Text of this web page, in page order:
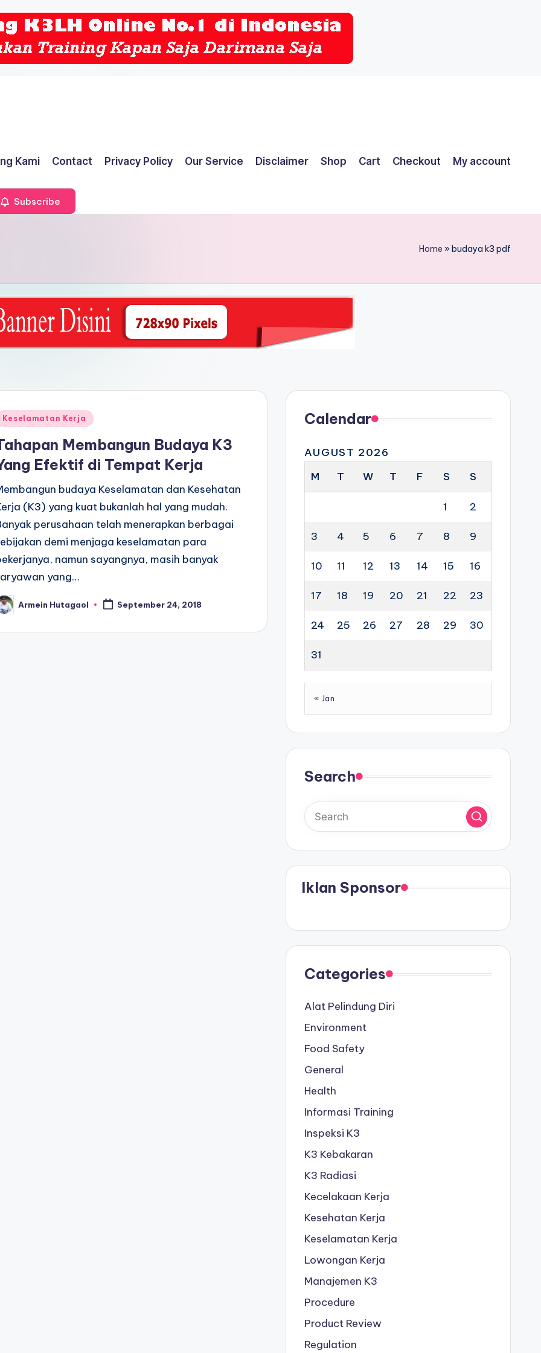
Kami Contact Privacy Policy Our Service Disclaimer Shop Cart Checkout My account
Subscribe
Home »budaya k3 pdf
Keselamatan Kerja
Membangun Budaya K3
Efektif di Tempat Kerja
budaya Keselamatan dan Kesehatan
(K3) yang kuat bukanlah hal yang mudah.
perusahaan telah menerapkan berbagai
demi menjaga keselamatan para
namun sayangnya, masih banyak
yang…
Armein Hutagaol September 24, 2018
Calendar
AUGUST 2026
M
T W T F S S
1 2
3 4 5 6 7 8 9
10 11 12 13 14 15 16
17 18 19 20 21 22 23
24 25 26 27 28 29 30
31
« Jan
Search
Iklan Sponsor
Categories
Alat Pelindung Diri
Environment
Food Safety
General
Health
Informasi Training
Inspeksi K3
K3 Kebakaran
K3 Radiasi
Kecelakaan Kerja
Kesehatan Kerja
Keselamatan Kerja
Lowongan Kerja
Manajemen K3
Procedure
Product Review
Regulation